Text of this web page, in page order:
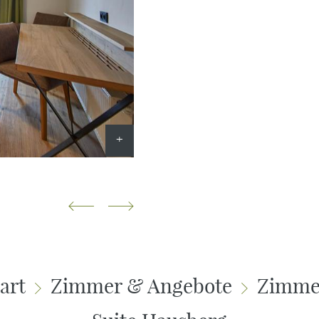
Zimmer & Angebote